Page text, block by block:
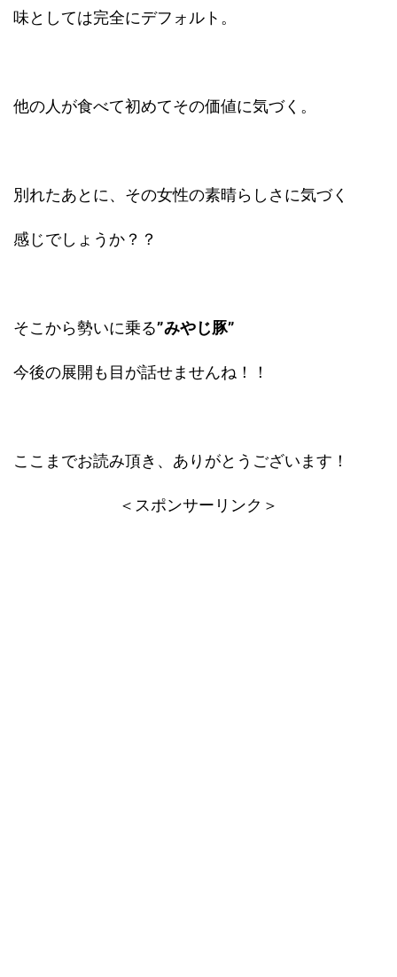
味としては完全にデフォルト。
他の人が食べて初めてその価値に気づく。
別れたあとに、その女性の素晴らしさに気づく
感じでしょうか？？
そこから勢いに乗る”みやじ豚”
今後の展開も目が話せませんね！！
ここまでお読み頂き、ありがとうございます！
＜スポンサーリンク＞